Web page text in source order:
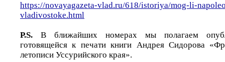
https://novayagazeta-vlad.ru/618/istoriya/mog-li-
vladivostoke.html
P.S. В ближайших номерах мы полагаем
готовящейся к печати книги Андрея Сидорова
летописи Уссурийского края».